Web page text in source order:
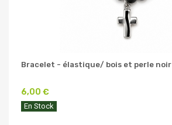
Bracelet - élastique/ bois et perle noir
6,00 €
En Stock